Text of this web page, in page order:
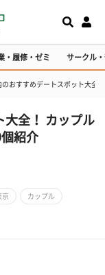
・履修・ゼミ サークル
のおすすめデートスポット大全
大全！ カップル
紹介
京 カップル